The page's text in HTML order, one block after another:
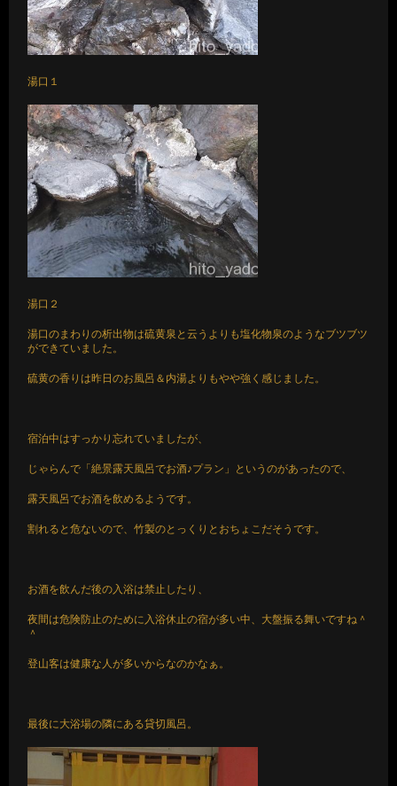
湯口１
湯口２
湯口のまわりの析出物は硫黄泉と云うよりも塩化物泉のようなブツブツ
ができていました。
硫黄の香りは昨日のお風呂＆内湯よりもやや強く感じました。
宿泊中はすっかり忘れていましたが、
じゃらんで「絶景露天風呂でお酒♪プラン」というのがあったので、
露天風呂でお酒を飲めるようです。
割れると危ないので、竹製のとっくりとおちょこだそうです。
お酒を飲んだ後の入浴は禁止したり、
夜間は危険防止のために入浴休止の宿が多い中、大盤振る舞いですね＾
＾
登山客は健康な人が多いからなのかなぁ。
最後に大浴場の隣にある貸切風呂。